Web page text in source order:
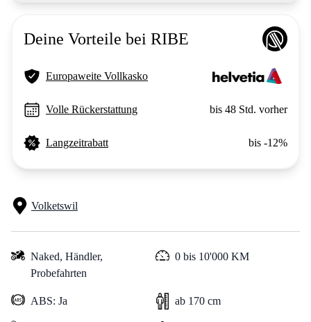
Deine Vorteile bei RIBE
Europaweite Vollkasko
Volle Rückerstattung bis 48 Std. vorher
Langzeitrabatt bis -12%
Volketswil
Naked, Händler,
Probefahrten
0 bis 10'000 KM
ABS: Ja ab 170 cm